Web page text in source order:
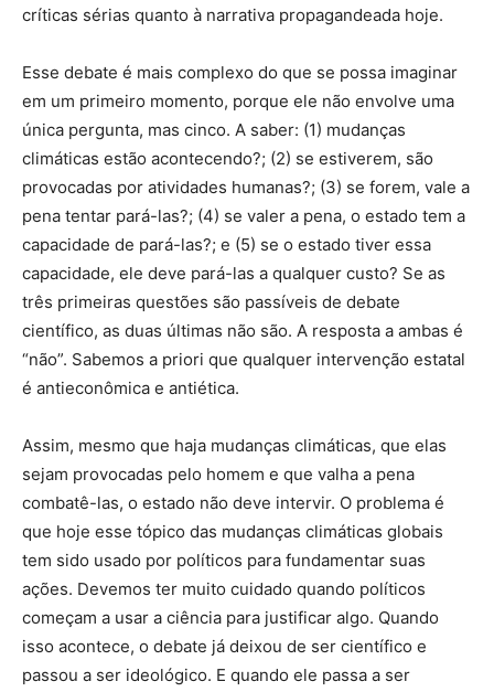
críticas sérias quanto à narrativa propagandeada hoje.
Esse debate é mais complexo do que se possa imaginar
em um primeiro momento, porque ele não envolve uma
única pergunta, mas cinco. A saber: (1) mudanças
climáticas estão acontecendo?; (2) se estiverem, são
provocadas por atividades humanas?; (3) se forem, vale a
pena tentar pará-las?; (4) se valer a pena, o estado tem a
capacidade de pará-las?; e (5) se o estado tiver essa
capacidade, ele deve pará-las a qualquer custo? Se as
três primeiras questões são passíveis de debate
científico, as duas últimas não são. A resposta a ambas é
“não”. Sabemos a priori que qualquer intervenção estatal
é antieconômica e antiética.
Assim, mesmo que haja mudanças climáticas, que elas
sejam provocadas pelo homem e que valha a pena
combatê-las, o estado não deve intervir. O problema é
que hoje esse tópico das mudanças climáticas globais
tem sido usado por políticos para fundamentar suas
ações. Devemos ter muito cuidado quando políticos
começam a usar a ciência para justificar algo. Quando
isso acontece, o debate já deixou de ser científico e
passou a ser ideológico. E quando ele passa a ser